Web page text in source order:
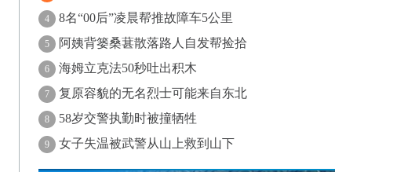
4 8名“00后”凌晨帮推故障车5公里
5 阿姨背篓桑葚散落路人自发帮捡拾
6 海姆立克法50秒吐出积木
7 复原容貌的无名烈士可能来自东北
8 58岁交警执勤时被撞牺牲
9 女子失温被武警从山上救到山下